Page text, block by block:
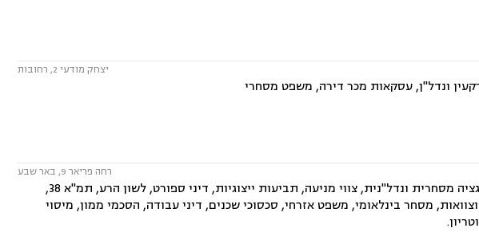
יצחק מודעי 2, רחובות
ונדל"ן, עסקאות מכר דירה, משפט מסחרי
רחה פריאר 9, באר שבע
המשרד עוסק בתחומים: משפט מסחרי, דיני חברות, ליטיגציה מסחרית ונדל"נית, צווי מניעה, תביעות ייצוגיות, דיני ספורט, לשון הרע, תמ"א 38,
מסחר בינלאומי, משפט אזרחי, סכסוכי שכנים, דיני עבודה, הסכמי ממון, מיסוי